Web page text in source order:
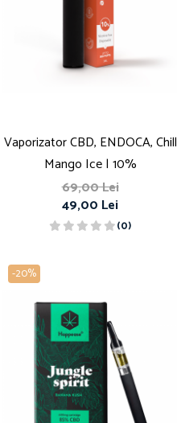
Vaporizator CBD, ENDOCA, Chill
Mango Ice | 10%
69,00 Lei
49,00 Lei
(0)
-20%